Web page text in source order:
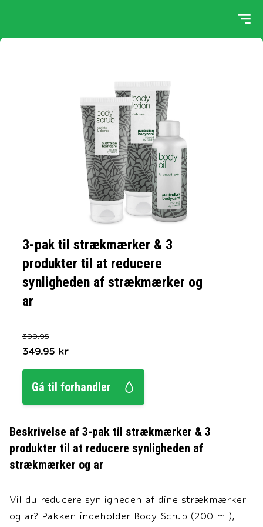
3-pak til strækmærker & 3
produkter til at reducere
synligheden af strækmærker og
ar
399.95
349.95 kr
Gå til forhandler
Beskrivelse af 3-pak til strækmærker & 3
produkter til at reducere synligheden af
strækmærker og ar
Vil du reducere synligheden af dine strækmærker
og ar? Pakken indeholder Body Scrub (200 ml),